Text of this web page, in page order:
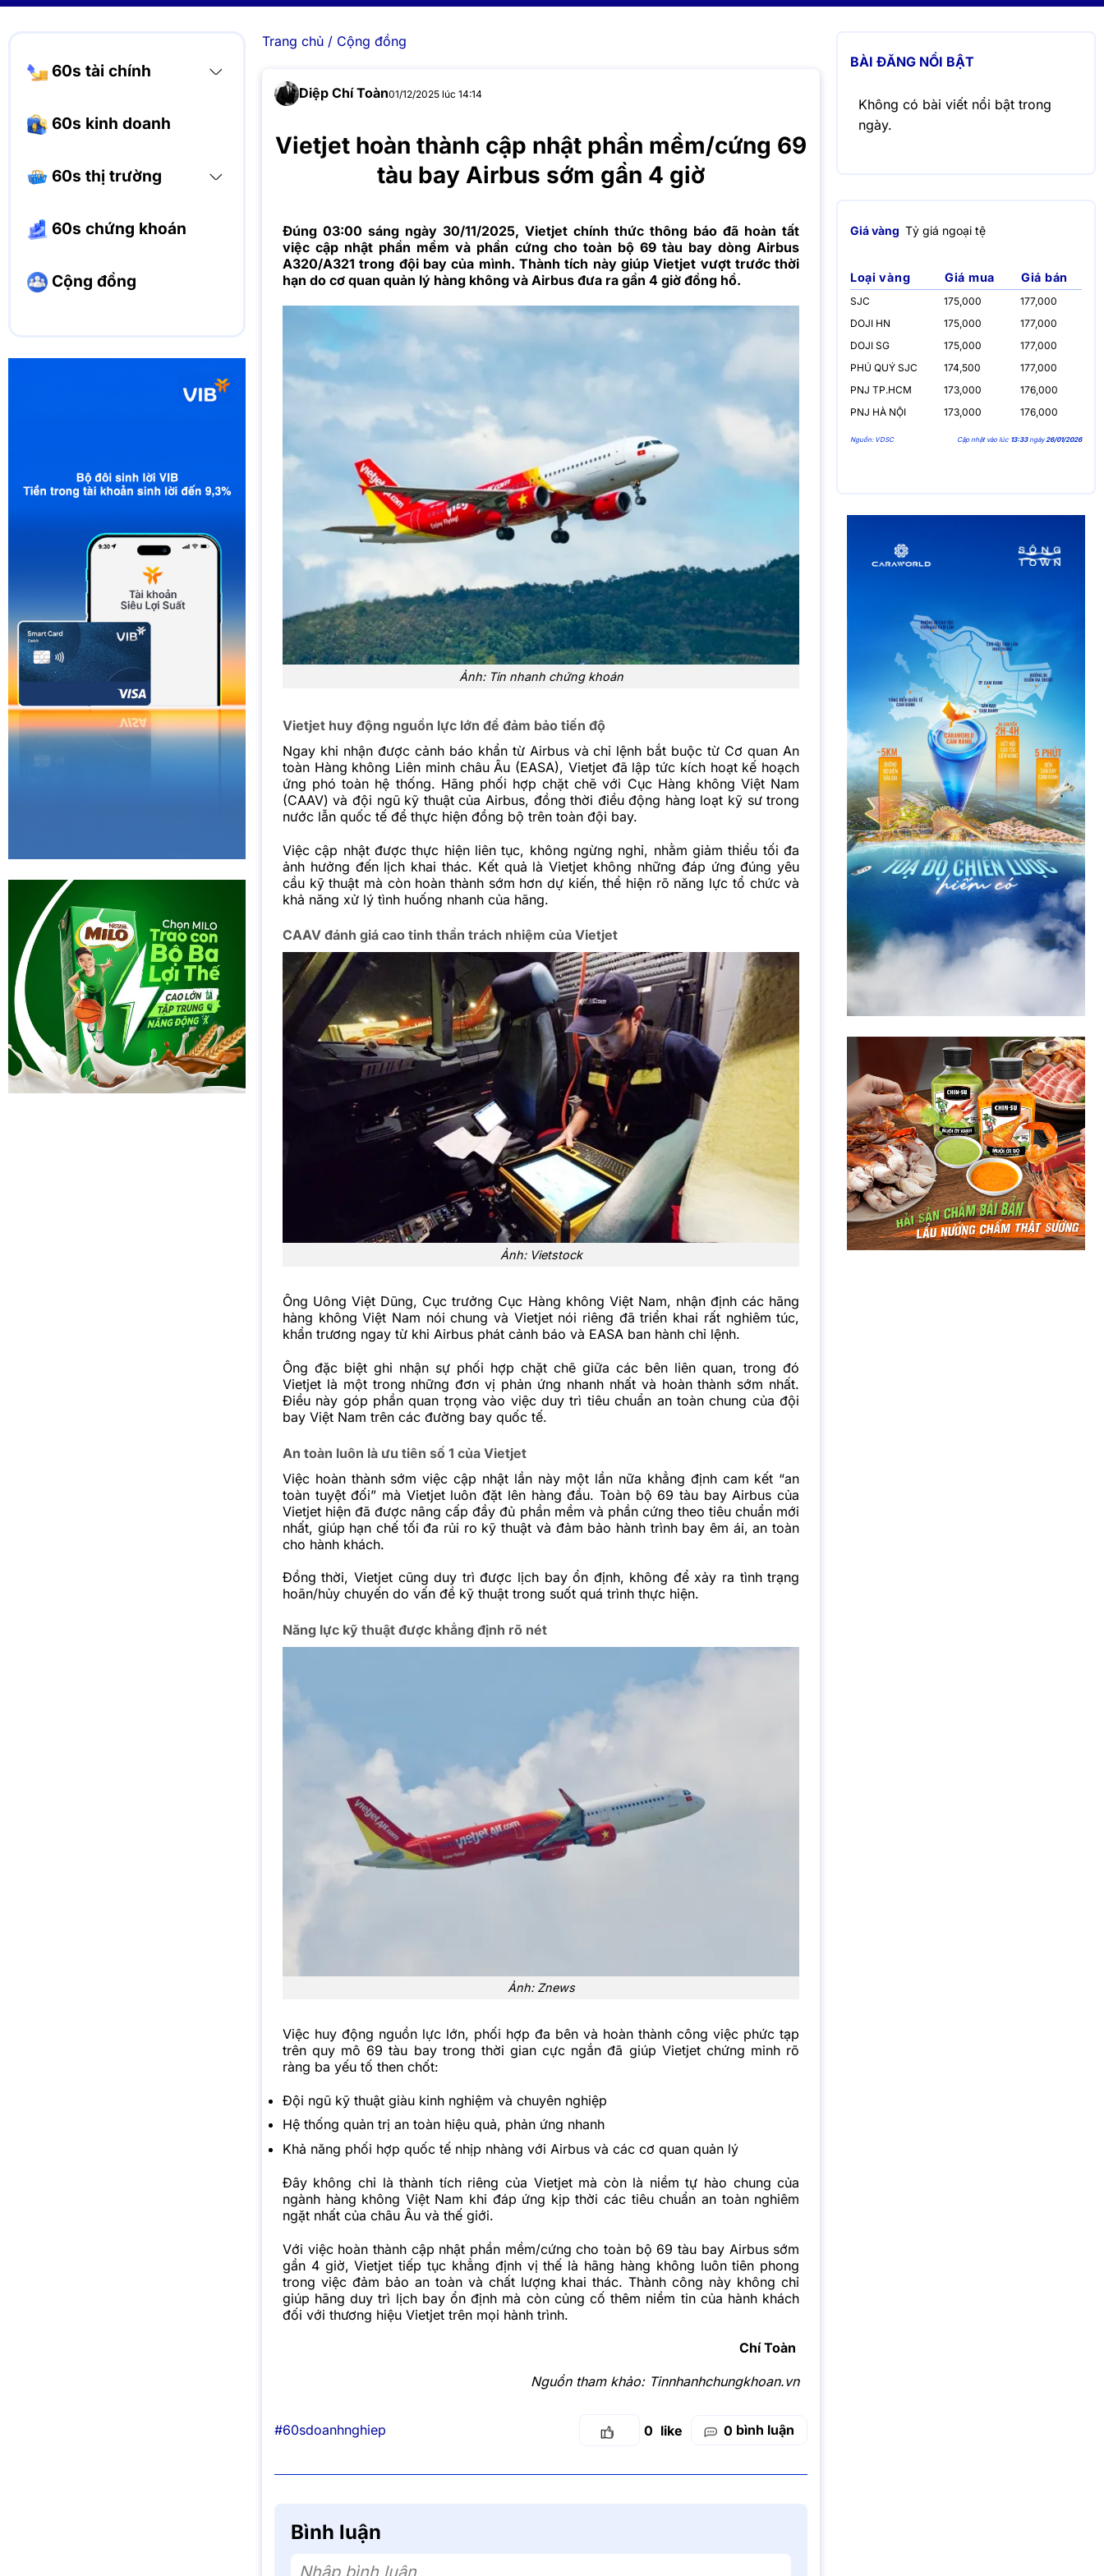
60s tài chính
60s kinh doanh
60s thị trường
60s chứng khoán
Cộng đồng
Trang chủ/ Cộng đồng
Diệp Chí Toàn01/12/2025 lúc 14:14
Vietjet hoàn thành cập nhật phần mềm/cứng 69
tàu bay Airbus sớm gần 4 giờ
Đúng 03:00 sáng ngày 30/11/2025, Vietjet chính thức thông báo đã hoàn tất
việc cập nhật phần mềm và phần cứng cho toàn bộ 69 tàu bay dòng Airbus
A320/A321 trong đội bay của mình. Thành tích này giúp Vietjet vượt trước thời
hạn do cơ quan quản lý hàng không và Airbus đưa ra gần 4 giờ đồng hồ.
Ảnh: Tin nhanh chứng khoán
Vietjet huy động nguồn lực lớn để đảm bảo tiến độ
Ngay khi nhận được cảnh báo khẩn từ Airbus và chỉ lệnh bắt buộc từ Cơ quan An
toàn Hàng không Liên minh châu Âu (EASA), Vietjet đã lập tức kích hoạt kế hoạch
ứng phó toàn hệ thống. Hãng phối hợp chặt chẽ với Cục Hàng không Việt Nam
(CAAV) và đội ngũ kỹ thuật của Airbus, đồng thời điều động hàng loạt kỹ sư trong
nước lẫn quốc tế để thực hiện đồng bộ trên toàn đội bay.
Việc cập nhật được thực hiện liên tục, không ngừng nghỉ, nhằm giảm thiểu tối đa
ảnh hưởng đến lịch khai thác. Kết quả là Vietjet không những đáp ứng đúng yêu
cầu kỹ thuật mà còn hoàn thành sớm hơn dự kiến, thể hiện rõ năng lực tổ chức và
khả năng xử lý tình huống nhanh của hãng.
CAAV đánh giá cao tinh thần trách nhiệm của Vietjet
Ảnh: Vietstock
Ông Uông Việt Dũng, Cục trưởng Cục Hàng không Việt Nam, nhận định các hãng
hàng không Việt Nam nói chung và Vietjet nói riêng đã triển khai rất nghiêm túc,
khẩn trương ngay từ khi Airbus phát cảnh báo và EASA ban hành chỉ lệnh.
Ông đặc biệt ghi nhận sự phối hợp chặt chẽ giữa các bên liên quan, trong đó
Vietjet là một trong những đơn vị phản ứng nhanh nhất và hoàn thành sớm nhất.
Điều này góp phần quan trọng vào việc duy trì tiêu chuẩn an toàn chung của đội
bay Việt Nam trên các đường bay quốc tế.
An toàn luôn là ưu tiên số 1 của Vietjet
Việc hoàn thành sớm việc cập nhật lần này một lần nữa khẳng định cam kết “an
toàn tuyệt đối” mà Vietjet luôn đặt lên hàng đầu. Toàn bộ 69 tàu bay Airbus của
Vietjet hiện đã được nâng cấp đầy đủ phần mềm và phần cứng theo tiêu chuẩn mới
nhất, giúp hạn chế tối đa rủi ro kỹ thuật và đảm bảo hành trình bay êm ái, an toàn
cho hành khách.
Đồng thời, Vietjet cũng duy trì được lịch bay ổn định, không để xảy ra tình trạng
hoãn/hủy chuyến do vấn đề kỹ thuật trong suốt quá trình thực hiện.
Năng lực kỹ thuật được khẳng định rõ nét
Ảnh: Znews
Việc huy động nguồn lực lớn, phối hợp đa bên và hoàn thành công việc phức tạp
trên quy mô 69 tàu bay trong thời gian cực ngắn đã giúp Vietjet chứng minh rõ
ràng ba yếu tố then chốt:
Đội ngũ kỹ thuật giàu kinh nghiệm và chuyên nghiệp
Hệ thống quản trị an toàn hiệu quả, phản ứng nhanh
Khả năng phối hợp quốc tế nhịp nhàng với Airbus và các cơ quan quản lý
Đây không chỉ là thành tích riêng của Vietjet mà còn là niềm tự hào chung của
ngành hàng không Việt Nam khi đáp ứng kịp thời các tiêu chuẩn an toàn nghiêm
ngặt nhất của châu Âu và thế giới.
Với việc hoàn thành cập nhật phần mềm/cứng cho toàn bộ 69 tàu bay Airbus sớm
gần 4 giờ, Vietjet tiếp tục khẳng định vị thế là hãng hàng không luôn tiên phong
trong việc đảm bảo an toàn và chất lượng khai thác. Thành công này không chỉ
giúp hãng duy trì lịch bay ổn định mà còn củng cố thêm niềm tin của hành khách
đối với thương hiệu Vietjet trên mọi hành trình.
Chí Toàn
Nguồn tham khảo: Tinnhanhchungkhoan.vn
#60sdoanhnghiep 0 0 bình luận
Bình luận
Nhập bình luận
BÀI ĐĂNG NỔI BẬT
Không có bài viết nổi bật trong
ngày.
Giá vàng Tỷ giá ngoại tệ
Loại vàng Giá mua Giá bán
SJC 175,000
177,000
DOJI HN
175,000
177,000
DOJI SG
175,000
177,000
PHÚ QUÝ SJC
174,500
177,000
PNJ TP.HCM
173,000
176,000
PNJ HÀ NỘI
173,000 176,000
Nguồn: VDSC Cập nhật vào lúc 13:33ngày26/01/2026